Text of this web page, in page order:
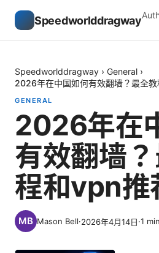
Speedworlddragway
Speedworlddragway › General ›
2026年在中国如何有效翻墙？最全
GENERAL
2026年在
有效翻墙
程和vpn推
Mason Bell·2026年4月14日·1 min